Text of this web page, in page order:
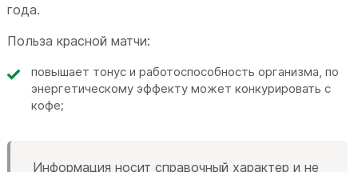
года.
Польза красной матчи:
повышает тонус и работоспособность организма, по
энергетическому эффекту может конкурировать с
кофе;
Информация носит справочный характер и не